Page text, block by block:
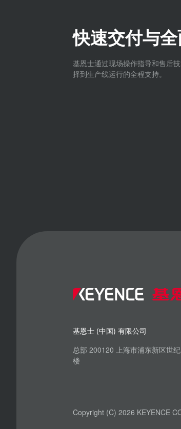
快速交付与
基恩士通过现场操作指导和售后
择到生产线运行的全程支持。
基恩士 (中国) 有限公司
总部 200120 上海市浦东新区世
楼
Copyright (C) 2026 KEYENCE